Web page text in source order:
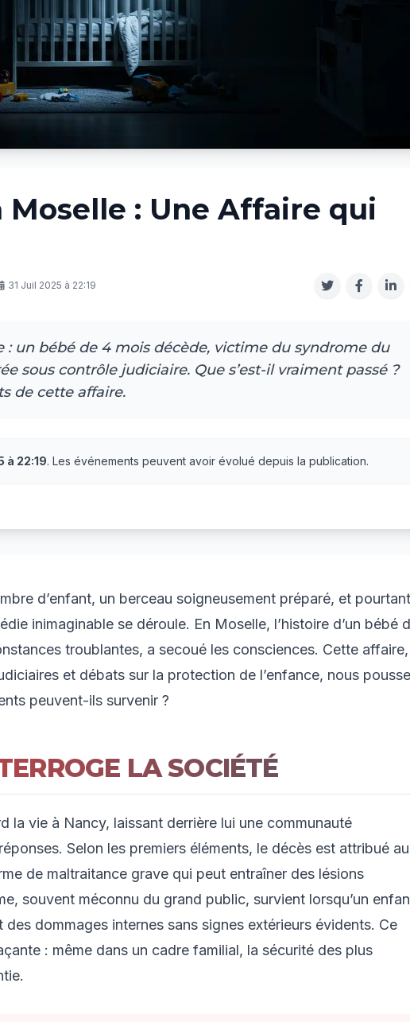
Moselle : Une Affaire qui
31 Juil 2025 à 22:19
: un bébé de 4 mois décède, victime du syndrome du
sous contrôle judiciaire. Que s’est-il vraiment passé ?
de cette affaire.
à 22:19. Les événements peuvent avoir évolué depuis la publication.
d’enfant, un berceau soigneusement préparé, et
inimaginable se déroule. En Moselle, l’histoire d’un bébé
troublantes, a secoué les consciences. Cette affaire,
et débats sur la protection de l’enfance, nous
peuvent-ils survenir ?
LA SOCIÉTÉ
la vie à Nancy, laissant derrière lui une communauté
Selon les premiers éléments, le décès est attribué au
de maltraitance grave qui peut entraîner des lésions
souvent méconnu du grand public, survient lorsqu’un
dommages internes sans signes extérieurs évidents. Ce
: même dans un cadre familial, la sécurité des plus